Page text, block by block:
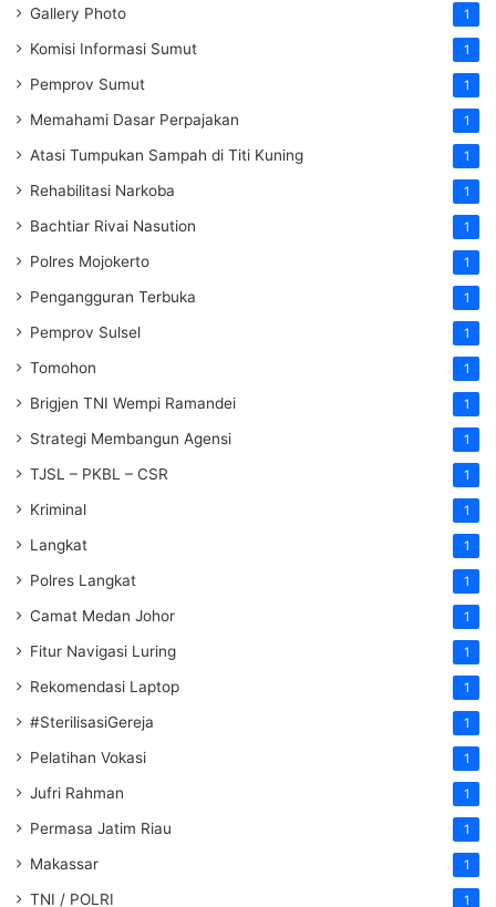
Gallery Photo 1
Komisi Informasi Sumut 1
Pemprov Sumut 1
Memahami Dasar Perpajakan 1
Atasi Tumpukan Sampah di Titi Kuning 1
Rehabilitasi Narkoba 1
Bachtiar Rivai Nasution 1
Polres Mojokerto 1
Pengangguran Terbuka 1
Pemprov Sulsel 1
Tomohon 1
Brigjen TNI Wempi Ramandei 1
Strategi Membangun Agensi 1
TJSL – PKBL – CSR 1
Kriminal 1
Langkat 1
Polres Langkat 1
Camat Medan Johor 1
Fitur Navigasi Luring 1
Rekomendasi Laptop 1
#SterilisasiGereja 1
Pelatihan Vokasi 1
Jufri Rahman 1
Permasa Jatim Riau 1
Makassar 1
TNI / POLRI 1